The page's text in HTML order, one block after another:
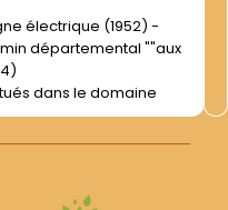
départemental ""aux
dans le domaine